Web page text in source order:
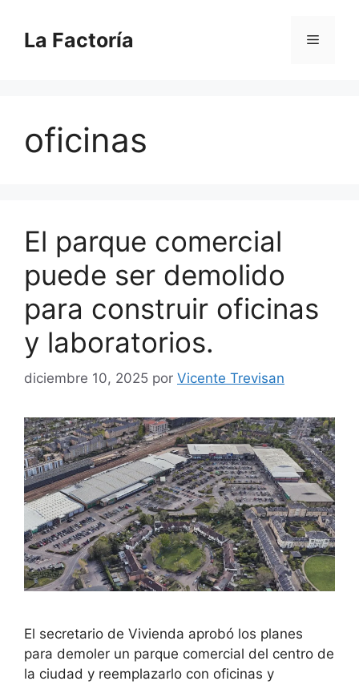
contenido
La Factoría Menú
oficinas
El parque comercial
puede ser demolido
para construir oficinas
y laboratorios.
diciembre 10, 2025 por Vicente Trevisan
El secretario de Vivienda aprobó los planes
para demoler un parque comercial del centro de
la ciudad y reemplazarlo con oficinas y